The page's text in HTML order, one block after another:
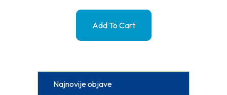
Add To Cart
Najnovije objave